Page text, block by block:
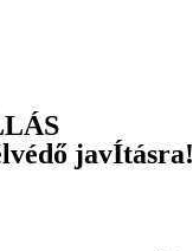
javÍtásra!